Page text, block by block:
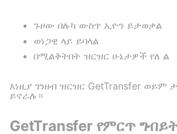
ጉዞው በሉካ ውስጥ ኢዮን ይታወቃል
ወነጋዊ ላይ ይባላል
በሚልቅትበት ዝርዝር ሁኔታዎች የለ ል
እነዚያ ገንዘብ ዝርዝር GetTransfer ወይም
ይኖራሉ።
GetTransfer የምርጥ